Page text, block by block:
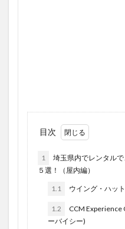
目次
1
埼玉県内でレンタル
５選！（屋内編）
1.1 ウイング・ハッ
1.2
CCM Experience
ーバイシー)